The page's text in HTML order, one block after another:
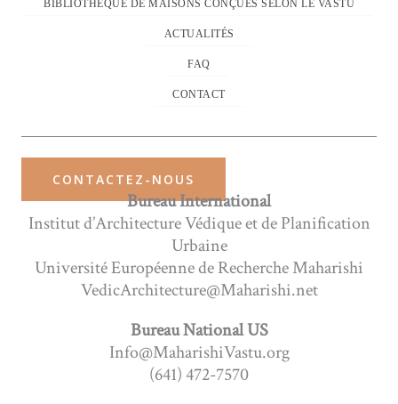
BIBLIOTHÈQUE DE MAISONS CONÇUES SELON LE VASTU
ACTUALITÉS
FAQ
CONTACT
CONTACTEZ-NOUS
Bureau International
Institut d’Architecture Védique et de Planification
Urbaine
Université Européenne de Recherche Maharishi
VedicArchitecture@Maharishi.net
Bureau National US
Info@MaharishiVastu.org
(641) 472-7570